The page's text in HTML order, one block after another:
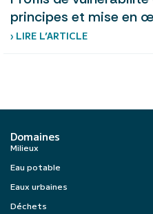
principes et mise en
› LIRE L’ARTICLE
Domaines
Milieux
Eau potable
Eaux urbaines
Déchets